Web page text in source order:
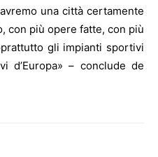
una città certamente
con più opere fatte, con più
gli impianti sportivi
d’Europa» – conclude de